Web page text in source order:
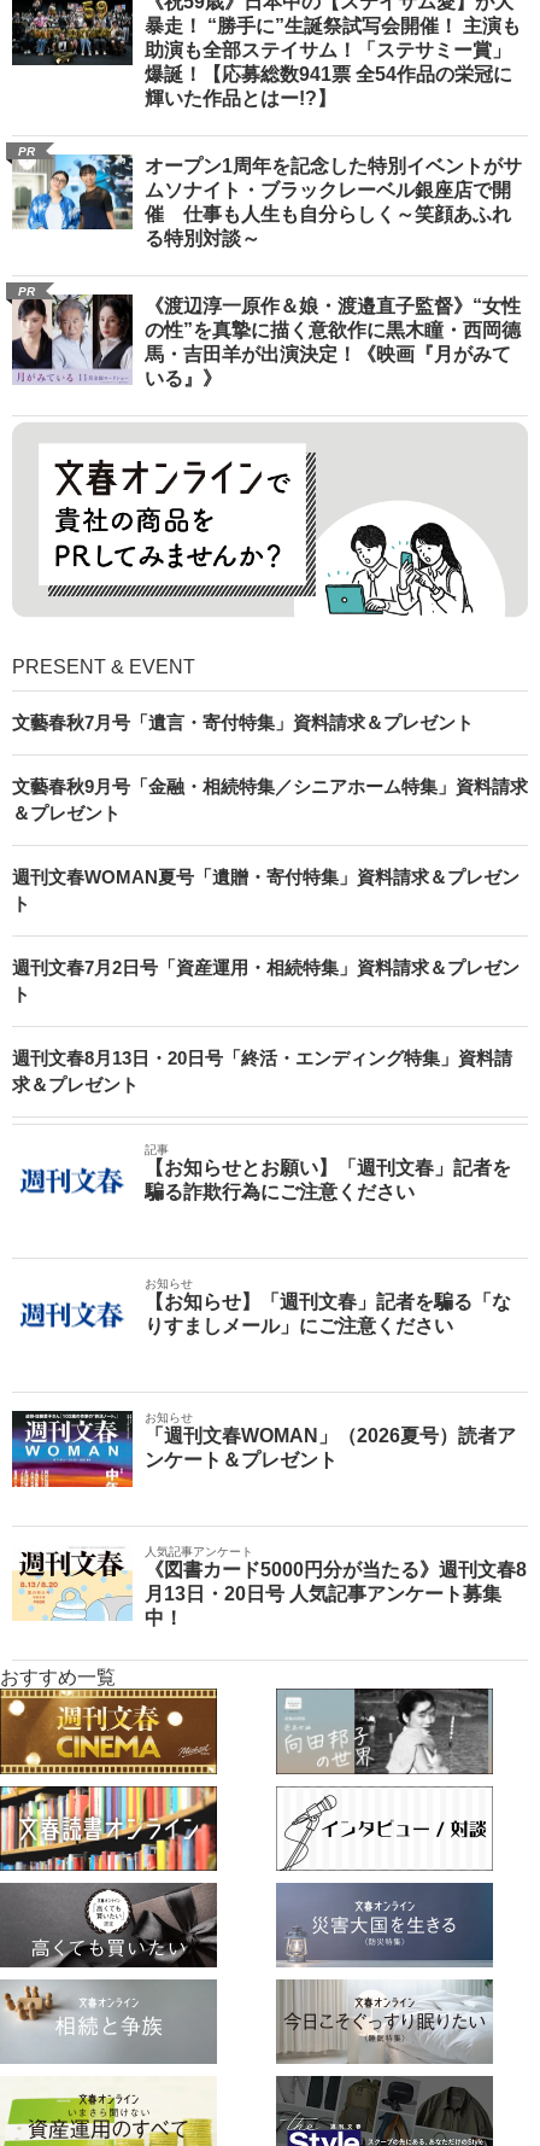
暴走！ “勝手に”生誕祭試写会開催！ 主演も
助演も全部ステイサム！「ステサミー賞」
爆誕！【応募総数941票 全54作品の栄冠に
輝いた作品とはー!?】
PR
オープン1周年を記念した特別イベントがサ
ムソナイト・ブラックレーベル銀座店で開
催 仕事も人生も自分らしく～笑顔あふれ
る特別対談～
PR
《渡辺淳一原作＆娘・渡邉直子監督》“女性
の性”を真摯に描く意欲作に黒木瞳・西岡德
馬・吉田羊が出演決定！《映画『月がみて
いる』》
PRESENT & EVENT
文藝春秋7月号「遺言・寄付特集」資料請求＆プレゼント
文藝春秋9月号「金融・相続特集／シニアホーム特集」資料請求
＆プレゼント
週刊文春WOMAN夏号「遺贈・寄付特集」資料請求＆プレゼン
ト
週刊文春7月2日号「資産運用・相続特集」資料請求＆プレゼン
ト
週刊文春8月13日・20日号「終活・エンディング特集」資料請
求＆プレゼント
記事
【お知らせとお願い】「週刊文春」記者を
騙る詐欺行為にご注意ください
お知らせ
【お知らせ】「週刊文春」記者を騙る「な
りすましメール」にご注意ください
お知らせ
「週刊文春WOMAN」（2026夏号）読者ア
ンケート＆プレゼント
人気記事アンケート
《図書カード5000円分が当たる》週刊文春8
月13日・20日号 人気記事アンケート募集
中！
おすすめ一覧